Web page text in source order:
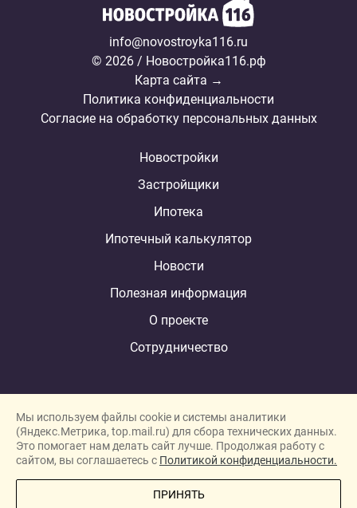
info@novostroyka116.ru
© 2026 / Новостройка116.рф
Карта сайта →
Политика конфиденциальности
Согласие на обработку персональных данных
Новостройки
Застройщики
Ипотека
Ипотечный калькулятор
Новости
Полезная информация
О проекте
Сотрудничество
New homes in Dubai
New homes in London
Мы используем файлы cookie и системы аналитики
(Яндекс.Метрика, top.mail.ru) для сбора технических данных.
Это помогает нам делать сайт лучше. Продолжая работу с
сайтом, вы соглашаетесь с Политикой конфиденциальности.
ПРИНЯТЬ